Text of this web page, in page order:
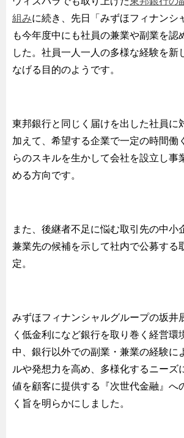
組みに続き、先日「みずほフィナンシ
も今年度中にも社員の兼業や副業を認
した。社員一人一人の多様な経験を新
なげる目的のようです。
東邦銀行と同じく届けを出した社員に
加えて、希望する企業で一定の時間働
らのスキルを生かして会社を設立し事
める方向です。
また、後継者不足に悩む取引先の中小
兼業先の候補を示して社内で公募する
定。
みずほフィナンシャルグループの坂井
く低金利になど銀行を取り巻く経営環
中、銀行以外での副業・兼業の経験に
ルや発想力を高め、多様化するニーズ
値を顧客に提供する『次世代金融』へ
く旨を明らかにしました。